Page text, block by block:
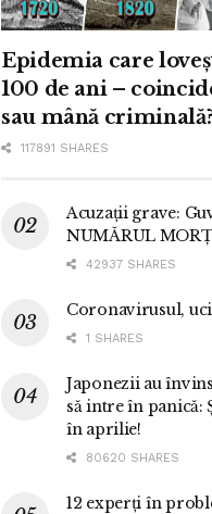
Epidemia care
100 de ani –
sau mână criminală?
117891 SHARES
Acuzații grave:
NUMĂRUL
42937 SHARES
Coronavirusul,
1 SHARES
Japonezii au
să intre în panică:
în aprilie!
80620 SHARES
12 experți în